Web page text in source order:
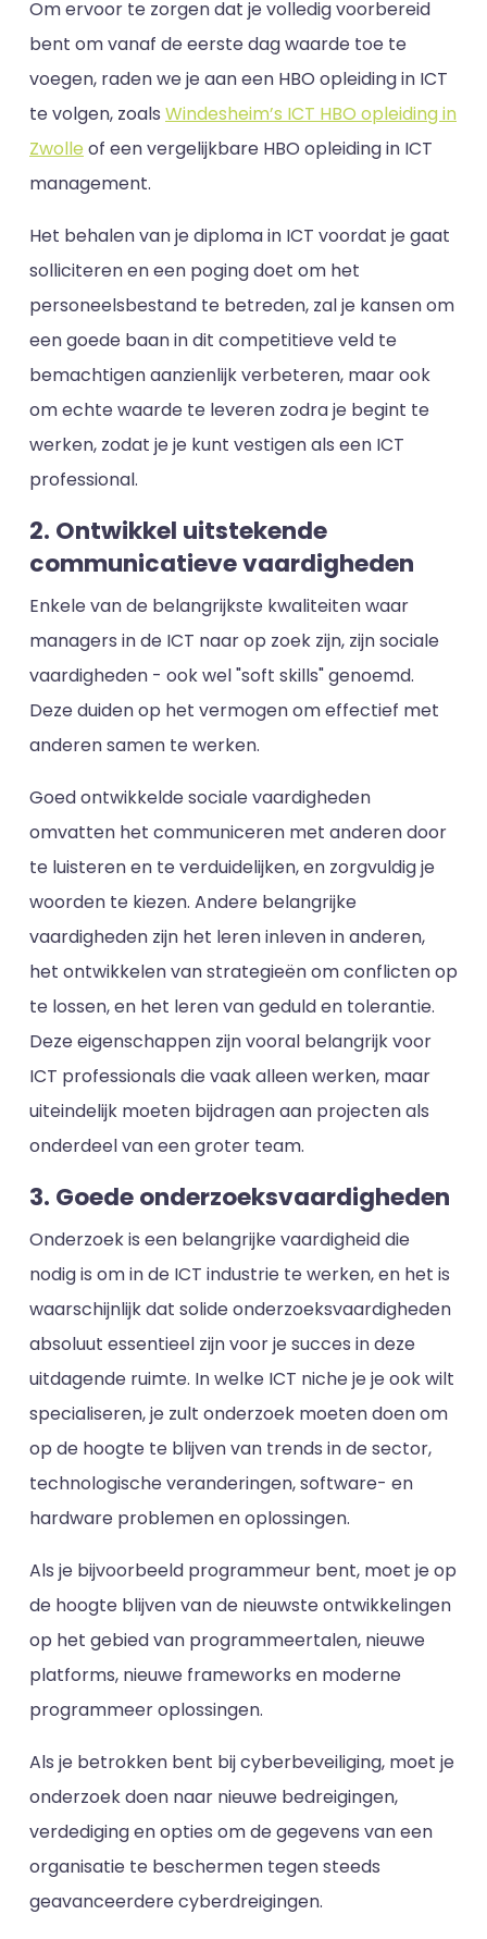
Om ervoor te zorgen dat je volledig voorbereid
bent om vanaf de eerste dag waarde toe te
voegen, raden we je aan een HBO opleiding in ICT
te volgen, zoals Windesheim’s ICT HBO opleiding in
Zwolle of een vergelijkbare HBO opleiding in ICT
management.
Het behalen van je diploma in ICT voordat je gaat
solliciteren en een poging doet om het
personeelsbestand te betreden, zal je kansen om
een goede baan in dit competitieve veld te
bemachtigen aanzienlijk verbeteren, maar ook
om echte waarde te leveren zodra je begint te
werken, zodat je je kunt vestigen als een ICT
professional.
2. Ontwikkel uitstekende
communicatieve vaardigheden
Enkele van de belangrijkste kwaliteiten waar
managers in de ICT naar op zoek zijn, zijn sociale
vaardigheden - ook wel "soft skills" genoemd.
Deze duiden op het vermogen om effectief met
anderen samen te werken.
Goed ontwikkelde sociale vaardigheden
omvatten het communiceren met anderen door
te luisteren en te verduidelijken, en zorgvuldig je
woorden te kiezen. Andere belangrijke
vaardigheden zijn het leren inleven in anderen,
het ontwikkelen van strategieën om conflicten op
te lossen, en het leren van geduld en tolerantie.
Deze eigenschappen zijn vooral belangrijk voor
ICT professionals die vaak alleen werken, maar
uiteindelijk moeten bijdragen aan projecten als
onderdeel van een groter team.
3. Goede onderzoeksvaardigheden
Onderzoek is een belangrijke vaardigheid die
nodig is om in de ICT industrie te werken, en het is
waarschijnlijk dat solide onderzoeksvaardigheden
absoluut essentieel zijn voor je succes in deze
uitdagende ruimte. In welke ICT niche je je ook wilt
specialiseren, je zult onderzoek moeten doen om
op de hoogte te blijven van trends in de sector,
technologische veranderingen, software- en
hardware problemen en oplossingen.
Als je bijvoorbeeld programmeur bent, moet je op
de hoogte blijven van de nieuwste ontwikkelingen
op het gebied van programmeertalen, nieuwe
platforms, nieuwe frameworks en moderne
programmeer oplossingen.
Als je betrokken bent bij cyberbeveiliging, moet je
onderzoek doen naar nieuwe bedreigingen,
verdediging en opties om de gegevens van een
organisatie te beschermen tegen steeds
geavanceerdere cyberdreigingen.